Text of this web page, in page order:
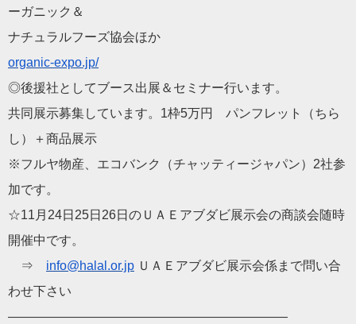
ーガニック＆
ナチュラルフーズ協会ほか
organic-expo.jp/
◎後援社としてブース出展＆セミナー行います。
共同展示募集しています。1枠5万円 パンフレット（ちら
し）＋商品展示
※フルヤ物産、エコバンク（チャッティージャパン） 2社参
加です。
☆11月24日25日26日のＵＡＥアブダビ展示会の商談会随時
開催中です。
⇒ info@halal.or.jp ＵＡＥアブダビ展示会係まで問い合
わせ下さい
——————————————————————